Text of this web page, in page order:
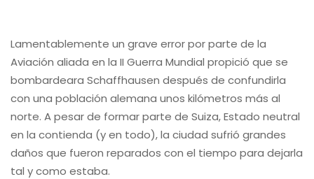
Lamentablemente un grave error por parte de la
Aviación aliada en la II Guerra Mundial propició que se
bombardeara Schaffhausen después de confundirla
con una población alemana unos kilómetros más al
norte. A pesar de formar parte de Suiza, Estado neutral
en la contienda (y en todo), la ciudad sufrió grandes
daños que fueron reparados con el tiempo para dejarla
tal y como estaba.